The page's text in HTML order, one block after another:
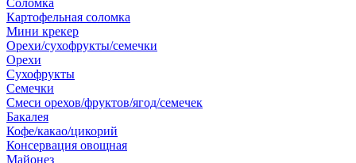
Соломка
Картофельная соломка
Мини крекер
Орехи/сухофрукты/семечки
Орехи
Сухофрукты
Семечки
Смеси орехов/фруктов/ягод/семечек
Бакалея
Кофе/какао/цикорий
Консервация овощная
Майонез